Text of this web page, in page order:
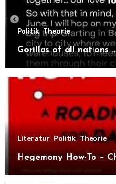
Politik Theorie
Gorillas of all nations
Literatur Politik Theorie
Hegemony How-To –